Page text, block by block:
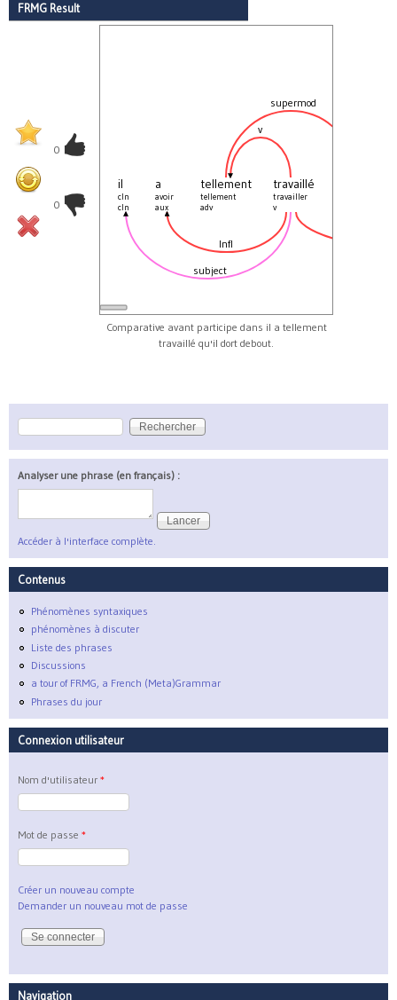
FRMG Result
0
0
il
cln
cln
a
avoir
aux
tellement
tellement
adv
travaillé
travailler
v
supermod
v
Infl
subject
Comparative avant participe dans il a tellement
travaillé qu'il dort debout.
Formulaire de recherche
Rechercher
Analyser une phrase (en français) :
Accéder à l'interface complète.
Contenus
Phénomènes syntaxiques
phénomènes à discuter
Liste des phrases
Discussions
a tour of FRMG, a French (Meta)Grammar
Phrases du jour
Connexion utilisateur
Nom d'utilisateur *
Mot de passe *
Créer un nouveau compte
Demander un nouveau mot de passe
Navigation